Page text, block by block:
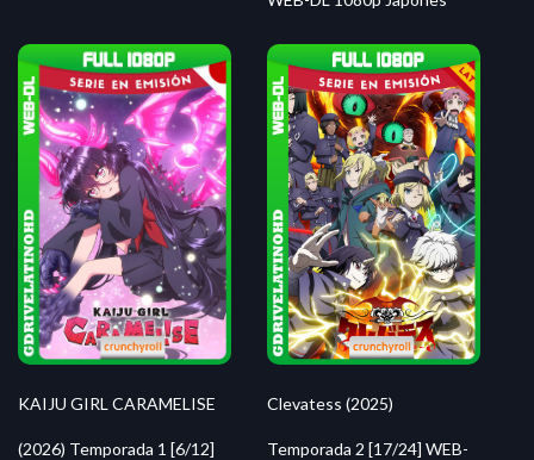
KAIJU GIRL CARAMELISE
(2026) Temporada 1 [6/12]
Clevatess (2025)
Temporada 2 [17/24] WEB-